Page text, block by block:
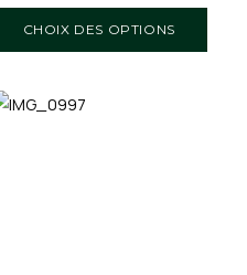
CHOIX DES OPTIONS